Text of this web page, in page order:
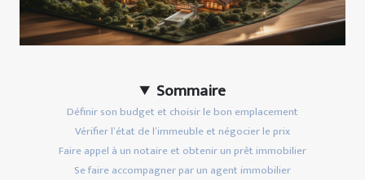
Sommaire
Définir son budget et choisir le bon emplacement
Vérifier l’état de l’immeuble et négocier le prix
Faire appel à un notaire et obtenir un prêt immobilier
Se faire accompagner par un agent immobilier